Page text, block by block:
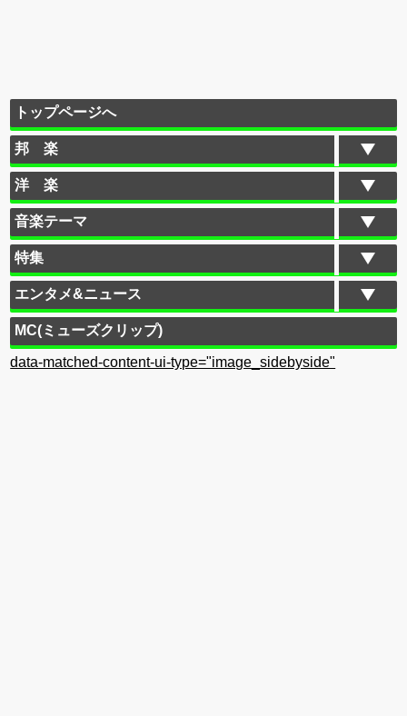
トップページへ
邦 楽
洋 楽
音楽テーマ
特集
エンタメ&ニュース
MC(ミューズクリップ)
data-matched-content-ui-type="image_sidebyside"